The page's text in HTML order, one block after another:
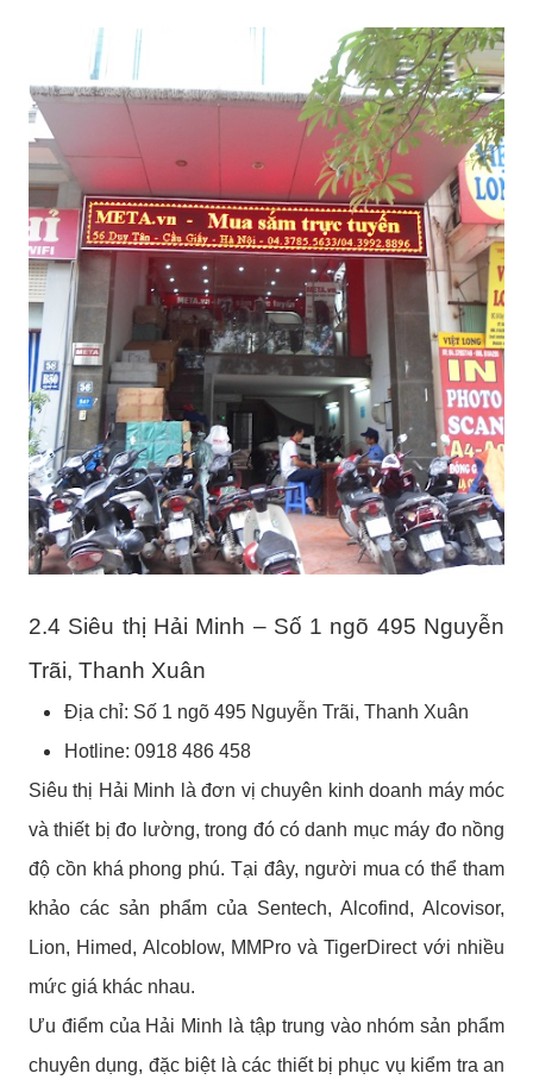
2.4 Siêu thị Hải Minh – Số 1 ngõ 495 Nguyễn
Trãi, Thanh Xuân
Địa chỉ: Số 1 ngõ 495 Nguyễn Trãi, Thanh Xuân
Hotline: 0918 486 458
Siêu thị Hải Minh là đơn vị chuyên kinh doanh máy móc
và thiết bị đo lường, trong đó có danh mục máy đo nồng
độ cồn khá phong phú. Tại đây, người mua có thể tham
khảo các sản phẩm của Sentech, Alcofind, Alcovisor,
Lion, Himed, Alcoblow, MMPro và TigerDirect với nhiều
mức giá khác nhau.
Ưu điểm của Hải Minh là tập trung vào nhóm sản phẩm
chuyên dụng, đặc biệt là các thiết bị phục vụ kiểm tra an